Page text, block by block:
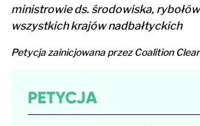
ministrowie ds. środowiska,
wszystkich krajów nadbałtyckich
Petycja zainicjowana przez Coalition
PETYCJA